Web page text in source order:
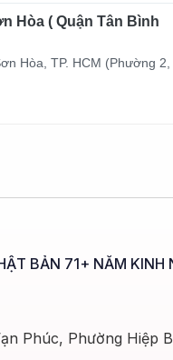
Hòa ( Quận Tân Bình
Hòa, TP. HCM (Phường 2,
Thành phố Hồ Chí
Thắng, Thành phố Hồ Chí
BẢN 71+ NĂM KINH
Phúc, Phường Hiệp